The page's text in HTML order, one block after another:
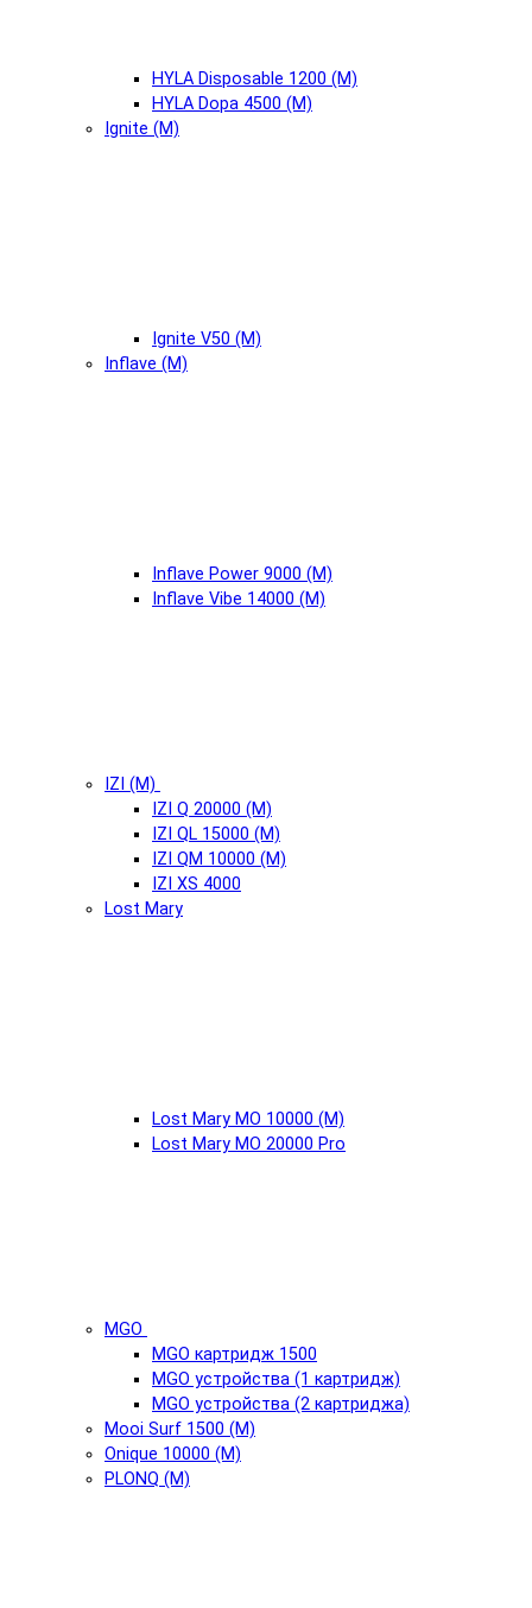
HYLA Disposable 1200 (М)
HYLA Dopa 4500 (М)
Ignite (М)
Ignite V50 (М)
Inflave (М)
Inflave Power 9000 (М)
Inflave Vibe 14000 (М)
IZI (М)
IZI Q 20000 (М)
IZI QL 15000 (М)
IZI QM 10000 (М)
IZI XS 4000
Lost Mary
Lost Mary MO 10000 (М)
Lost Mary MO 20000 Pro
MGO
MGO картридж 1500
MGO устройства (1 картридж)
MGO устройства (2 картриджа)
Mooi Surf 1500 (М)
Onique 10000 (М)
PLONQ (М)